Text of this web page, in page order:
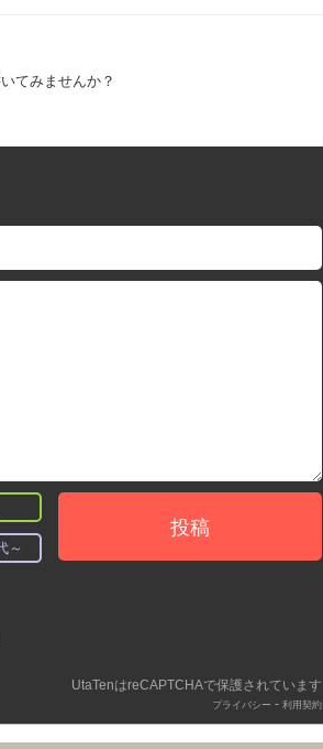
てみませんか？
～
投稿
UtaTenはreCAPTCHAで保護されています
プライバシー - 利用契約